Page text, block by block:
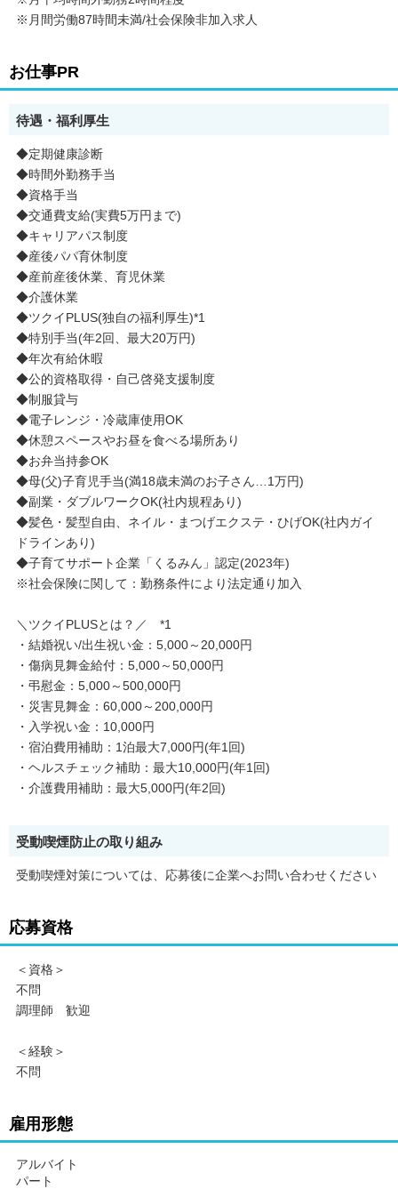
※月間労働87時間未満/社会保険非加入求人
お仕事PR
待遇・福利厚生
◆定期健康診断
◆時間外勤務手当
◆資格手当
◆交通費支給(実費5万円まで)
◆キャリアパス制度
◆産後パパ育休制度
◆産前産後休業、育児休業
◆介護休業
◆ツクイPLUS(独自の福利厚生)*1
◆特別手当(年2回、最大20万円)
◆年次有給休暇
◆公的資格取得・自己啓発支援制度
◆制服貸与
◆電子レンジ・冷蔵庫使用OK
◆休憩スペースやお昼を食べる場所あり
◆お弁当持参OK
◆母(父)子育児手当(満18歳未満のお子さん…1万円)
◆副業・ダブルワークOK(社内規程あり)
◆髪色・髪型自由、ネイル・まつげエクステ・ひげOK(社内ガイ
ドラインあり)
◆子育てサポート企業「くるみん」認定(2023年)
※社会保険に関して：勤務条件により法定通り加入
＼ツクイPLUSとは？／ *1
・結婚祝い/出生祝い金：5,000～20,000円
・傷病見舞金給付：5,000～50,000円
・弔慰金：5,000～500,000円
・災害見舞金：60,000～200,000円
・入学祝い金：10,000円
・宿泊費用補助：1泊最大7,000円(年1回)
・ヘルスチェック補助：最大10,000円(年1回)
・介護費用補助：最大5,000円(年2回)
受動喫煙防止の取り組み
受動喫煙対策については、応募後に企業へお問い合わせください
応募資格
＜資格＞
不問
調理師 歓迎
＜経験＞
不問
雇用形態
アルバイト
パート